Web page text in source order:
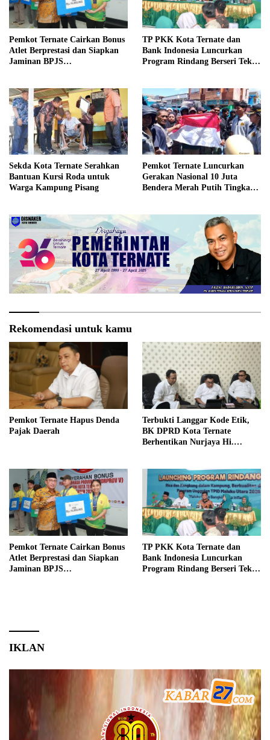
Pemkot Ternate Cairkan Bonus
Atlet Berprestasi dan Siapkan
Jaminan BPJS
TP PKK Kota Ternate dan
Bank Indonesia Luncurkan
Program Rindang Berseri Tekan
Sekda Kota Ternate Serahkan
Bantuan Kursi Roda untuk
Warga Kampung Pisang
Pemkot Ternate Luncurkan
Gerakan Nasional 10 Juta
Bendera Merah Putih Tingkat
Rekomendasi untuk kamu
Pemkot Ternate Hapus Denda
Pajak Daerah
Terbukti Langgar Kode Etik,
BK DPRD Kota Ternate
Berhentikan Nurjaya Hi.
Pemkot Ternate Cairkan Bonus
Atlet Berprestasi dan Siapkan
Jaminan BPJS
TP PKK Kota Ternate dan
Bank Indonesia Luncurkan
Program Rindang Berseri Tekan
IKLAN